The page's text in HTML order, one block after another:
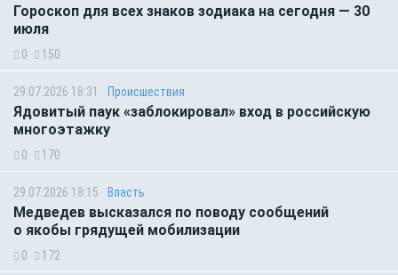
Гороскоп для всех знаков зодиака на сегодня — 30
июля
0 150
29.07.2026 18:31 Происшествия
Ядовитый паук «заблокировал» вход в российскую
многоэтажку
0 170
29.07.2026 18:15 Власть
Медведев высказался по поводу сообщений
о якобы грядущей мобилизации
0 172